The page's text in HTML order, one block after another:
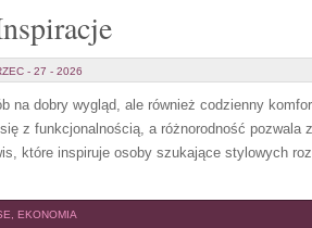
- 27 - 2026
na dobry wygląd, ale również codzienny
z funkcjonalnością, a różnorodność
które inspiruje osoby szukające stylowych
EKONOMIA